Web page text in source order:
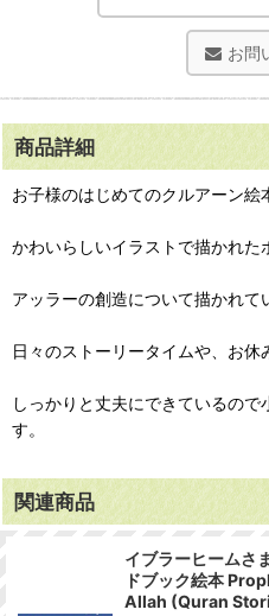
お問
商品詳細
お子様のはじめてのクルアーン絵
かわいらしいイラストで描かれた
アッラーの創造について描かれて
日々のストーリータイムや、お
しっかりと丈夫にできているの
す。
関連商品
イブラーヒームさ
ドブック絵本
Allah (Quran